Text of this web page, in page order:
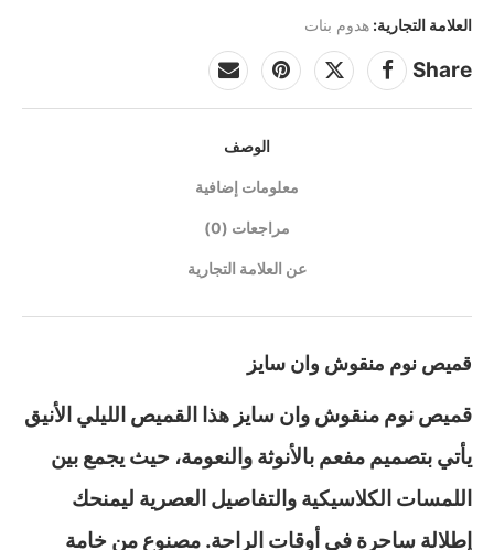
العلامة التجارية: هدوم بنات
Share
الوصف
معلومات إضافية
مراجعات (0)
عن العلامة التجارية
قميص نوم منقوش وان سايز
قميص نوم منقوش وان سايز هذا القميص الليلي الأنيق
يأتي بتصميم مفعم بالأنوثة والنعومة، حيث يجمع بين
اللمسات الكلاسيكية والتفاصيل العصرية ليمنحك
إطلالة ساحرة في أوقات الراحة. مصنوع من خامة